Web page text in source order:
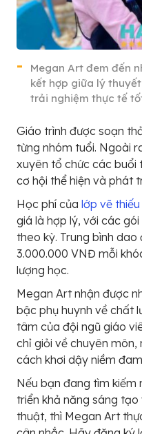
Megan Art đem đến
kết hợp giữa lý
trải nghiệm thực tế
Giáo trình được soạn
từng nhóm tuổi. Ngoài
xuyên tổ chức các buổi
cơ hội thể hiện và phát
Học phí của lớp vẽ thiếu
giá là hợp lý, với các
theo kỳ. Trung bình
3.000.000 VNĐ mỗi
lượng học.
Megan Art nhận được
bậc phụ huynh về chất
tâm của đội ngũ giáo
chỉ giỏi về chuyên
cách khơi dậy niềm
Nếu bạn đang tìm
triển khả năng sáng
thuật, thì Megan Art